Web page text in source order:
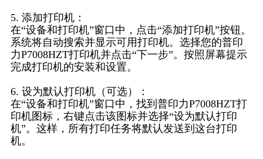
5. 添加打印机：
在“设备和打印机”窗口中，点击“添加打印机”按钮。
系统将自动搜索并显示可用打印机。选择您的普印
力P7008HZT打印机并点击“下一步”。按照屏幕提示
完成打印机的安装和设置。
6. 设为默认打印机（可选）：
在“设备和打印机”窗口中，找到普印力P7008HZT打
印机图标，右键点击该图标并选择“设为默认打印
机”。这样，所有打印任务将默认发送到这台打印
机。